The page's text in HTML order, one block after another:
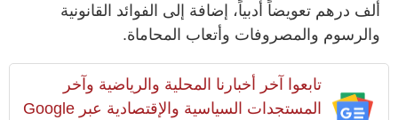
ألف درهم تعويضاً أدبياً، إضافة إلى الفوائد القانونية
والرسوم والمصروفات وأتعاب المحاماة.
تابعوا آخر أخبارنا المحلية والرياضية وآخر
المستجدات السياسية والإقتصادية عبر Google